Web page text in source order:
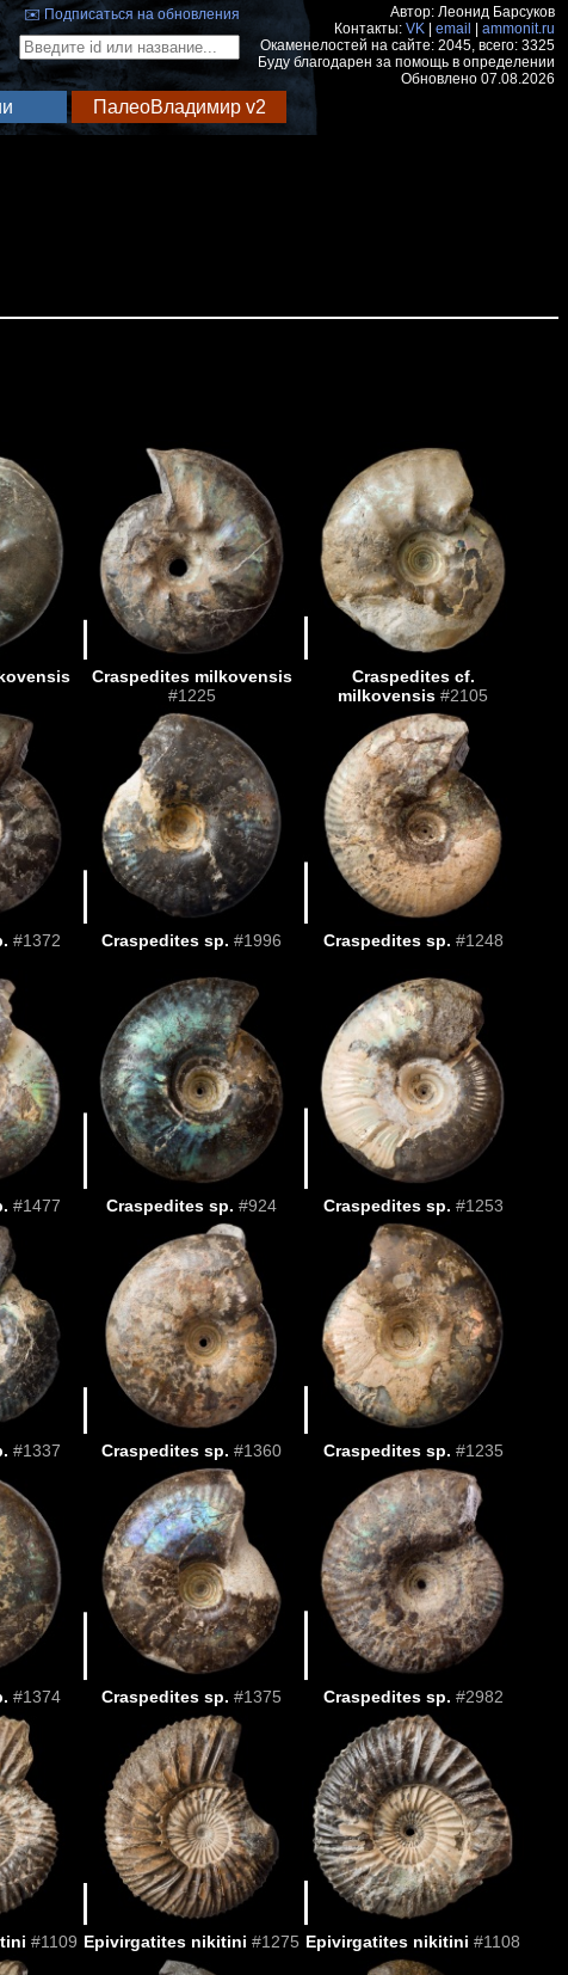
✉️ Подписаться на обновления
Автор: Леонид Барсуков
Контакты: VK email
ammonit.ru
Окаменелостей на сайте: 2045, всего: 3325
Буду благодарен за помощь в определении
Обновлено 07.08.2026
ПалеоВладимир v2
Craspedites milkovensis
#1225
Craspedites cf.
milkovensis #2105
#1372 Craspedites sp. #1996 Craspedites sp. #1248
#1477 Craspedites sp. #924 Craspedites sp. #1253
#1337 Craspedites sp. #1360 Craspedites sp. #1235
#1374 Craspedites sp. #1375 Craspedites sp. #2982
#1109 Epivirgatites nikitini #1275 Epivirgatites nikitini #1108